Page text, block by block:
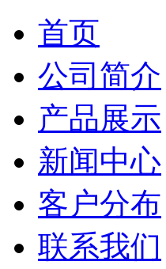
首页
公司简介
产品展示
新闻中心
客户分布
联系我们